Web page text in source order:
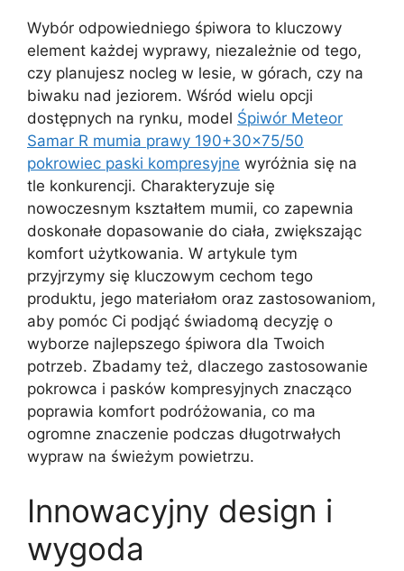
Wybór odpowiedniego śpiwora to kluczowy
element każdej wyprawy, niezależnie od tego,
czy planujesz nocleg w lesie, w górach, czy na
biwaku nad jeziorem. Wśród wielu opcji
dostępnych na rynku, model Śpiwór Meteor
Samar R mumia prawy 190+30×75/50
pokrowiec paski kompresyjne wyróżnia się na
tle konkurencji. Charakteryzuje się
nowoczesnym kształtem mumii, co zapewnia
doskonałe dopasowanie do ciała, zwiększając
komfort użytkowania. W artykule tym
przyjrzymy się kluczowym cechom tego
produktu, jego materiałom oraz zastosowaniom,
aby pomóc Ci podjąć świadomą decyzję o
wyborze najlepszego śpiwora dla Twoich
potrzeb. Zbadamy też, dlaczego zastosowanie
pokrowca i pasków kompresyjnych znacząco
poprawia komfort podróżowania, co ma
ogromne znaczenie podczas długotrwałych
wypraw na świeżym powietrzu.
Innowacyjny design i
wygoda